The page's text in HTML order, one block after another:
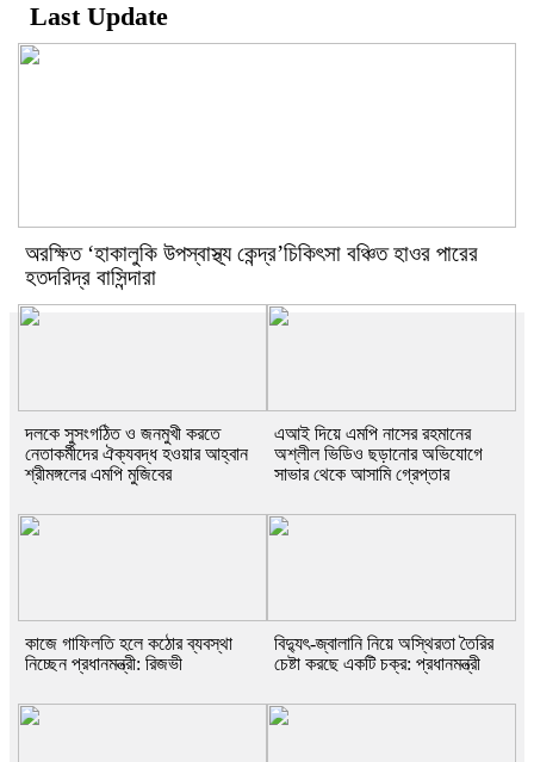
Last Update
অরক্ষিত ‘হাকালুকি উপস্বাস্থ্য কেন্দ্র’চিকিৎসা বঞ্চিত হাওর পারের
হতদরিদ্র বাসিন্দারা
দলকে সুসংগঠিত ও জনমুখী করতে
নেতাকর্মীদের ঐক্যবদ্ধ হওয়ার আহ্বান
শ্রীমঙ্গলের এমপি মুজিবের
এআই দিয়ে এমপি নাসের রহমানের
অশ্লীল ভিডিও ছড়ানোর অভিযোগে
সাভার থেকে আসামি গ্রেপ্তার
কাজে গাফিলতি হলে কঠোর ব্যবস্থা
নিচ্ছেন প্রধানমন্ত্রী: রিজভী
বিদ্যুৎ-জ্বালানি নিয়ে অস্থিরতা তৈরির
চেষ্টা করছে একটি চক্র: প্রধানমন্ত্রী